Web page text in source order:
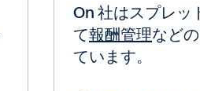
On 社はスプレッ
て報酬管理など
ています。